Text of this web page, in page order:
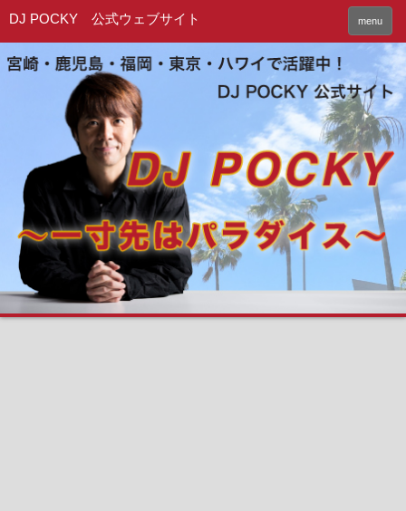
menu
DJ POCKY 公式ウェブサイト